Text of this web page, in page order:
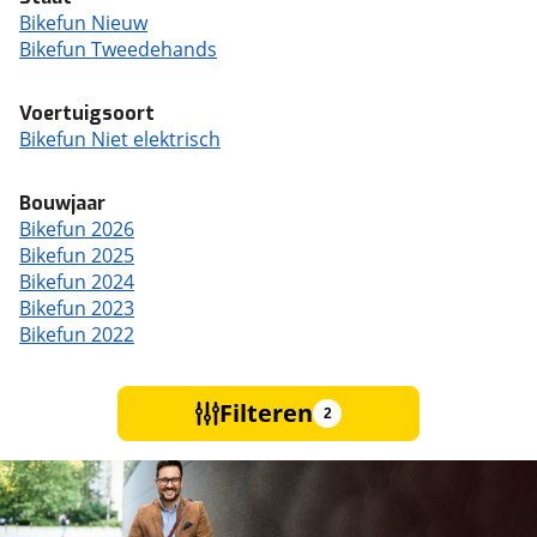
Bikefun Nieuw
Bikefun Tweedehands
Voertuigsoort
Bikefun Niet elektrisch
Bouwjaar
Bikefun 2026
Bikefun 2025
Bikefun 2024
Bikefun 2023
Bikefun 2022
Filteren 2